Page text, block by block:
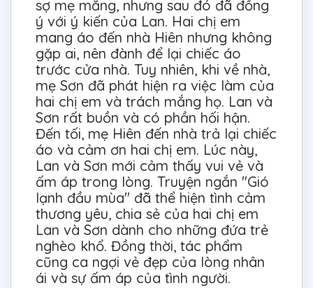
sợ mẹ mắng, nhưng sau đó đã đồng
ý với ý kiến của Lan. Hai chị em
mang áo đến nhà Hiên nhưng không
gặp ai, nên đành để lại chiếc áo
trước cửa nhà. Tuy nhiên, khi về nhà,
mẹ Sơn đã phát hiện ra việc làm của
hai chị em và trách mắng họ. Lan và
Sơn rất buồn và có phần hối hận.
Đến tối, mẹ Hiên đến nhà trả lại chiếc
áo và cảm ơn hai chị em. Lúc này,
Lan và Sơn mới cảm thấy vui vẻ và
ấm áp trong lòng. Truyện ngắn "Gió
lạnh đầu mùa" đã thể hiện tình cảm
thương yêu, chia sẻ của hai chị em
Lan và Sơn dành cho những đứa trẻ
nghèo khổ. Đồng thời, tác phẩm
cũng ca ngợi vẻ đẹp của lòng nhân
ái và sự ấm áp của tình người.